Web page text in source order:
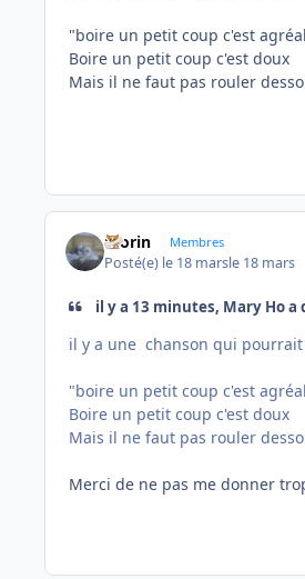
"boire un petit coup c'est
Boire un petit coup c'est doux
Mais il ne faut pas rouler
morin Membres
Posté(e) le 18 marsle 18 mars
il y a 13 minutes, Mary Ho a
il y a une chanson qui
"boire un petit coup c'est
Boire un petit coup c'est doux
Mais il ne faut pas rouler
Merci de ne pas me donner